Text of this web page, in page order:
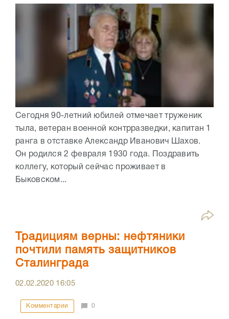
Сегодня 90-летний юбилей отмечает труженик
тыла, ветеран военной контрразведки, капитан 1
ранга в отставке Александр Иванович Шахов.
Он родился 2 февраля 1930 года. Поздравить
коллегу, который сейчас проживает в
Быковском...
Традициям верны: нефтяники
почтили память защитников
Сталинграда
02.02.2020 16:05
Комментарии 0